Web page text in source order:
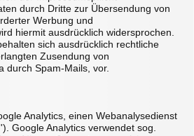
durch Dritte zur Übersendung von
Werbung und
hiermit ausdrücklich widersprochen.
sich ausdrücklich rechtliche
Zusendung von
durch Spam-Mails, vor.
Analytics, einen Webanalysedienst
Google Analytics verwendet sog.